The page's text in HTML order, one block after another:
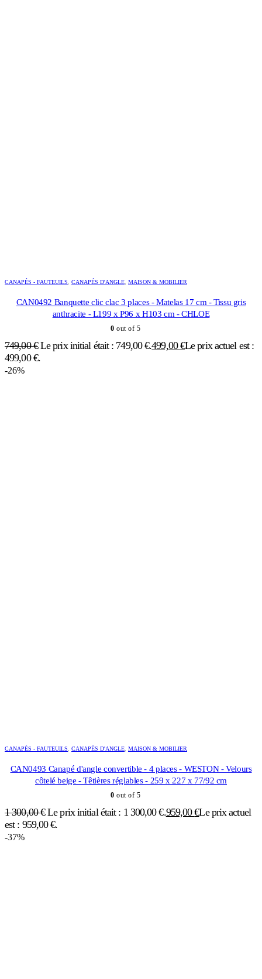
CANAPÉS - FAUTEUILS CANAPÉS D'ANGLE MAISON & MOBILIER
CAN0492 Banquette clic clac 3 places - Matelas 17 cm - Tissu gris
anthracite - L199 x P96 x H103 cm - CHLOE
0 out of 5
749,00€ Le prix initial était : 749,00 €.499,00€Le prix actuel est :
499,00 €.
-26%
CANAPÉS - FAUTEUILS CANAPÉS D'ANGLE MAISON & MOBILIER
CAN0493 Canapé d'angle convertible - 4 places - WESTON - Velours
côtelé beige - Têtières réglables - 259 x 227 x 77/92 cm
0 out of 5
1 300,00€ Le prix initial était : 1 300,00 €.959,00€Le prix actuel
est : 959,00 €.
-37%